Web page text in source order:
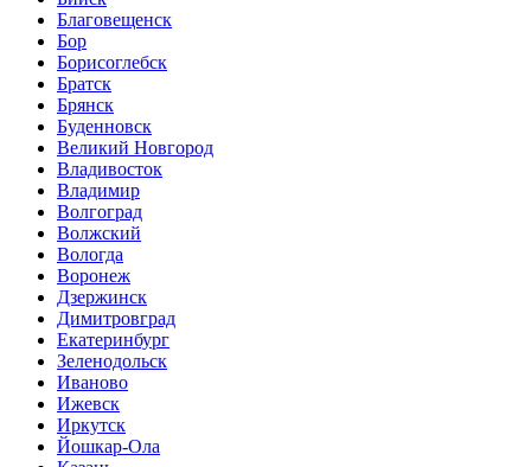
Благовещенск
Бор
Борисоглебск
Братск
Брянск
Буденновск
Великий Новгород
Владивосток
Владимир
Волгоград
Волжский
Вологда
Воронеж
Дзержинск
Димитровград
Екатеринбург
Зеленодольск
Иваново
Ижевск
Иркутск
Йошкар-Ола